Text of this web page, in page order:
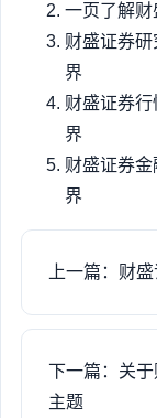
一页了解
财盛证券
界
财盛证券
界
财盛证券
界
上一篇：财
下一篇：关
主题